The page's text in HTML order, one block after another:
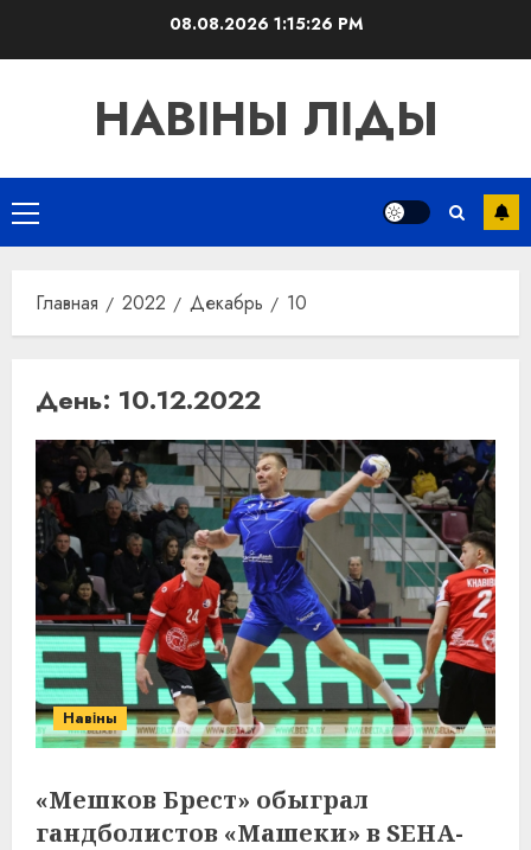
08.08.20261:15:27 PM
НАВІНЫ ЛІДЫ
Основное
меню
Главная 2022 Декабрь 10
День: 10.12.2022
Навіны
«Мешков Брест» обыграл
гандболистов «Машеки» в SEHA-